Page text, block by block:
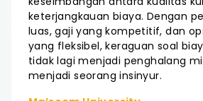
keterjangkauan biaya. Dengan
luas, gaji yang kompetitif, dan
yang fleksibel, keraguan soal
tidak lagi menjadi penghalang
menjadi seorang insinyur.